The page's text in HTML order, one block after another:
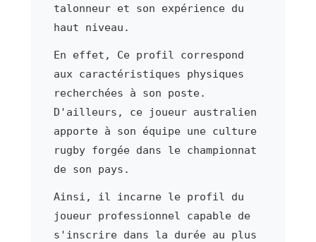
talonneur et son expérience du
haut niveau.
En effet, Ce profil correspond
aux caractéristiques physiques
recherchées à son poste.
D'ailleurs, ce joueur australien
apporte à son équipe une culture
rugby forgée dans le championnat
de son pays.
Ainsi, il incarne le profil du
joueur professionnel capable de
s'inscrire dans la durée au plus